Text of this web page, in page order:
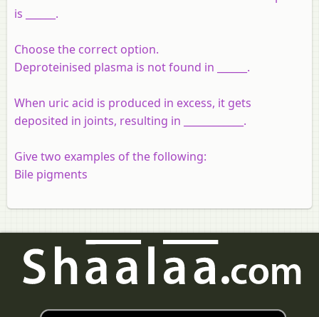
is ______.
Choose the correct option.
Deproteinised plasma is not found in ______.
When uric acid is produced in excess, it gets
deposited in joints, resulting in ____________.
Give two examples of the following:
Bile pigments